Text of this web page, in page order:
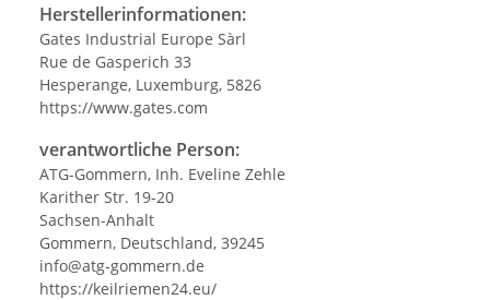
Herstellerinformationen:
Gates Industrial Europe Sàrl
Rue de Gasperich 33
Hesperange, Luxemburg, 5826
https://www.gates.com
verantwortliche Person:
ATG-Gommern, Inh. Eveline Zehle
Karither Str. 19-20
Sachsen-Anhalt
Gommern, Deutschland, 39245
info@atg-gommern.de
https://keilriemen24.eu/